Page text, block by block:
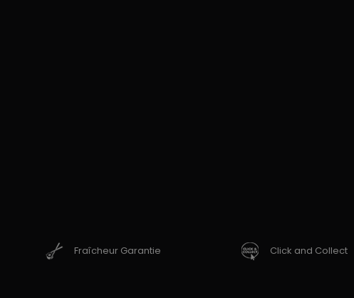
Fraîcheur Garantie Click and Collect